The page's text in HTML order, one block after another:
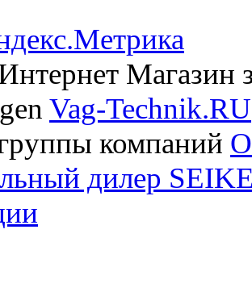
Магазин
Vag-Technik.RU
компаний
дилер